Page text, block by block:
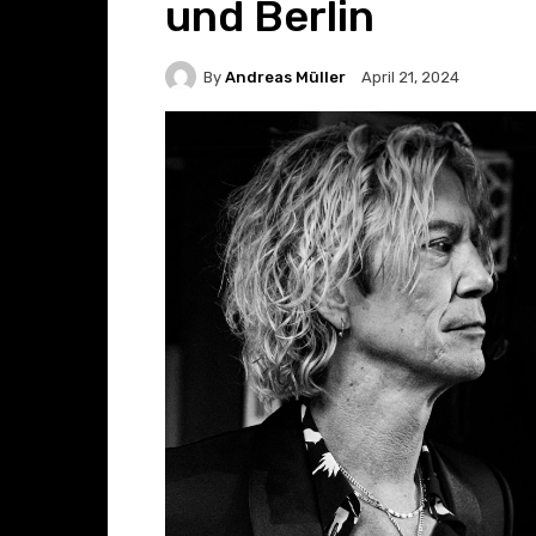
und Berlin
By Andreas Müller April 21, 2024